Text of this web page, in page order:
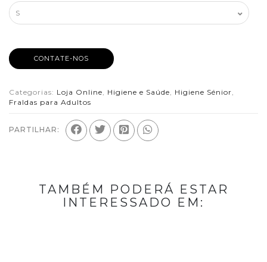
CONTATE-NOS
Categorias: Loja Online Higiene e Saúde Higiene Sénior
Fraldas para Adultos
PARTILHAR:
TAMBÉM PODERÁ ESTAR
INTERESSADO EM: